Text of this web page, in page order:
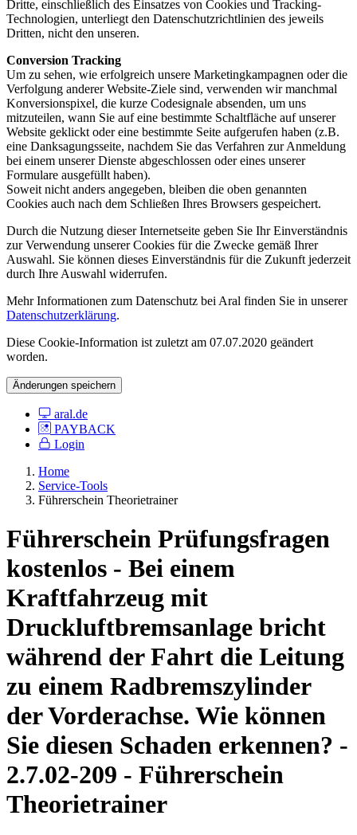
Dritte, einschließlich des Einsatzes von Cookies und Tracking-
Technologien, unterliegt den Datenschutzrichtlinien des jeweils
Dritten, nicht den unseren.
Conversion Tracking
Um zu sehen, wie erfolgreich unsere Marketingkampagnen oder die
Verfolgung anderer Website-Ziele sind, verwenden wir manchmal
Konversionspixel, die kurze Codesignale absenden, um uns
mitzuteilen, wann Sie auf eine bestimmte Schaltfläche auf unserer
Website geklickt oder eine bestimmte Seite aufgerufen haben (z.B.
eine Danksagungsseite, nachdem Sie das Verfahren zur Anmeldung
bei einem unserer Dienste abgeschlossen oder eines unserer
Formulare ausgefüllt haben).
Soweit nicht anders angegeben, bleiben die oben genannten
Cookies auch nach dem Schließen Ihres Browsers gespeichert.
Durch die Nutzung dieser Internetseite geben Sie Ihr Einverständnis
zur Verwendung unserer Cookies für die Zwecke gemäß Ihrer
Auswahl. Sie können dieses Einverständnis für die Zukunft jederzeit
durch Ihre Auswahl widerrufen.
Mehr Informationen zum Datenschutz bei Aral finden Sie in unserer
Datenschutzerklärung.
Diese Cookie-Information ist zuletzt am 07.07.2020 geändert
worden.
Änderungen speichern
aral.de
PAYBACK
Login
Home
Service-Tools
Führerschein Theorietrainer
Führerschein Prüfungsfragen
kostenlos - Bei einem
Kraftfahrzeug mit
Druckluftbremsanlage bricht
während der Fahrt die Leitung
zu einem Radbremszylinder
der Vorderachse. Wie können
Sie diesen Schaden erkennen? -
2.7.02-209 - Führerschein
Theorietrainer